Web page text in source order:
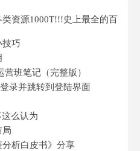
资源1000T!!!史上最全的百
技巧
班笔记（完整版）
录并跳转到登陆界面
么认为
局
分析白皮书》分享